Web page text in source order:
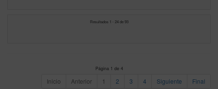
Resultados 1 - 24 de 93
Página 1 de 4
Inicio Anterior 1 2 3 4 Siguiente Final